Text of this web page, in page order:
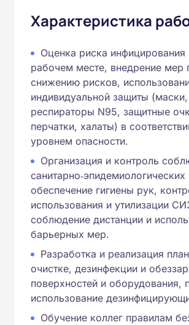
Характеристика
Оценка риска инфицирования
рабочем месте, внедрение мер
снижению рисков,
индивидуальной защиты (маски,
респираторы N95, защитные
перчатки, халаты) в
уровнем опасности.
Организация и контроль
обеспечение гигиены рук,
использования и утилизации
соблюдение дистанции и
барьерных мер.
Разработка и реализация
очистке, дезинфекции и
поверхностей и оборудования,
использование
Обучение коллег правилам